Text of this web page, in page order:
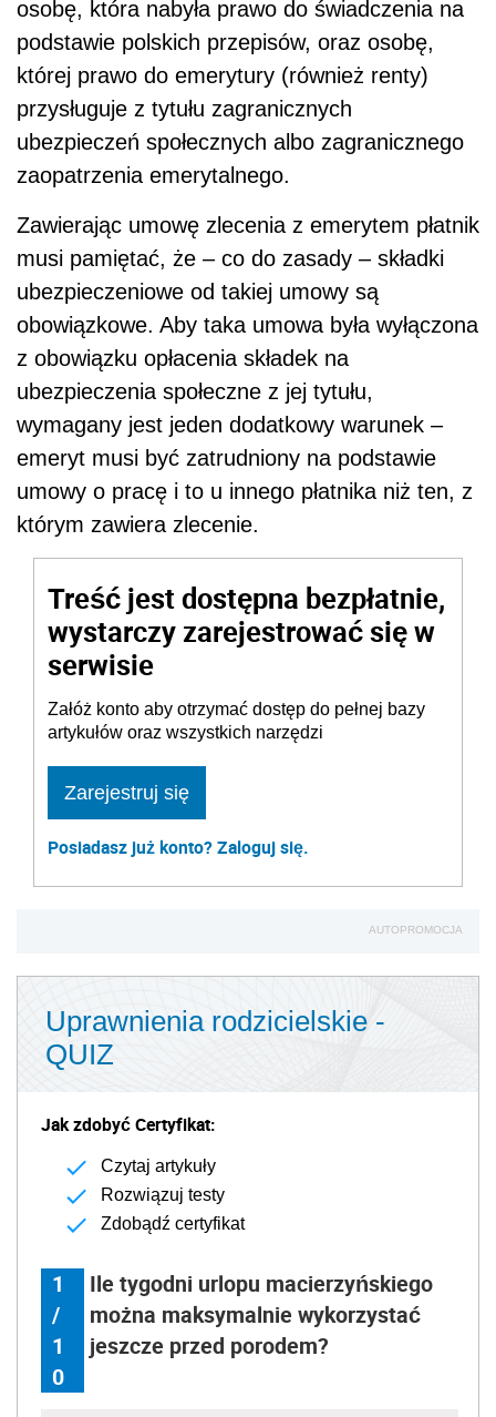
osobę, która nabyła prawo do świadczenia na
podstawie polskich przepisów, oraz osobę,
której prawo do emerytury (również renty)
przysługuje z tytułu zagranicznych
ubezpieczeń społecznych albo zagranicznego
zaopatrzenia emerytalnego.
Zawierając umowę zlecenia z emerytem płatnik
musi pamiętać, że – co do zasady – składki
ubezpieczeniowe od takiej umowy są
obowiązkowe. Aby taka umowa była wyłączona
z obowiązku opłacenia składek na
ubezpieczenia społeczne z jej tytułu,
wymagany jest jeden dodatkowy warunek –
emeryt musi być zatrudniony na podstawie
umowy o pracę i to u innego płatnika niż ten, z
którym zawiera zlecenie.
Treść jest dostępna bezpłatnie,
wystarczy zarejestrować się w
serwisie
Załóż konto aby otrzymać dostęp do pełnej bazy
artykułów oraz wszystkich narzędzi
Zarejestruj się
Posiadasz już konto? Zaloguj się.
AUTOPROMOCJA
Uprawnienia rodzicielskie -
QUIZ
Jak zdobyć Certyfikat:
Czytaj artykuły
Rozwiązuj testy
Zdobądź certyfikat
1
/
1
0
Ile tygodni urlopu macierzyńskiego
można maksymalnie wykorzystać
jeszcze przed porodem?